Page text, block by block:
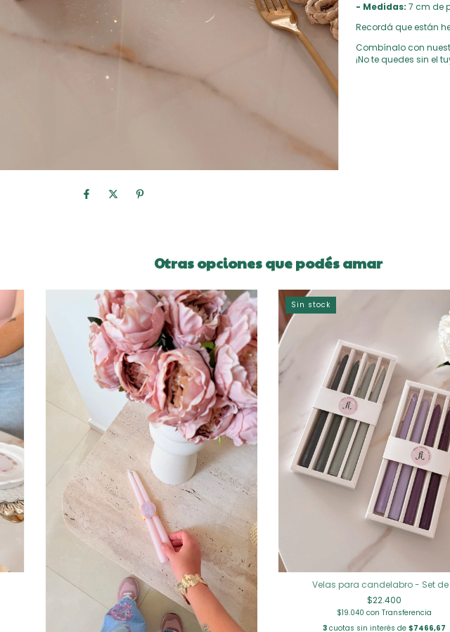
- Medidas: 7 cm de
Recordá que están
Combínalo con
¡No te quedes sin el
Otras opciones que podés amar
Sin stock
Velas para candelabro - Set
$22.400
$19.040con Transferencia
3 cuotas sin interés de$7466,67